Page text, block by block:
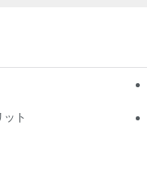
業者を見つける
ト